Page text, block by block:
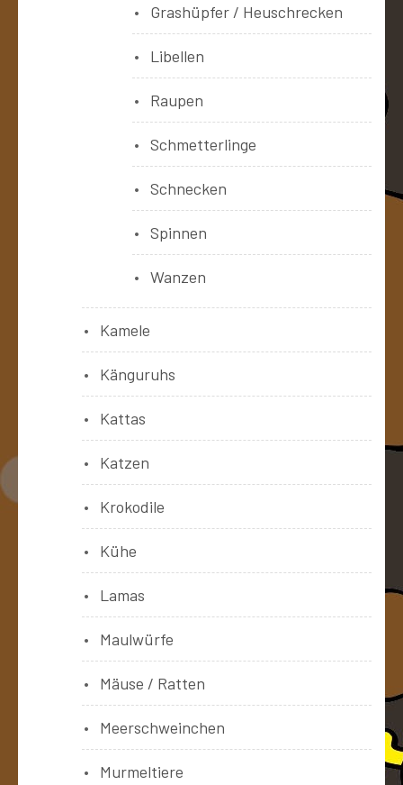
Grashüpfer / Heuschrecken
Libellen
Raupen
Schmetterlinge
Schnecken
Spinnen
Wanzen
Kamele
Känguruhs
Kattas
Katzen
Krokodile
Kühe
Lamas
Maulwürfe
Mäuse / Ratten
Meerschweinchen
Murmeltiere